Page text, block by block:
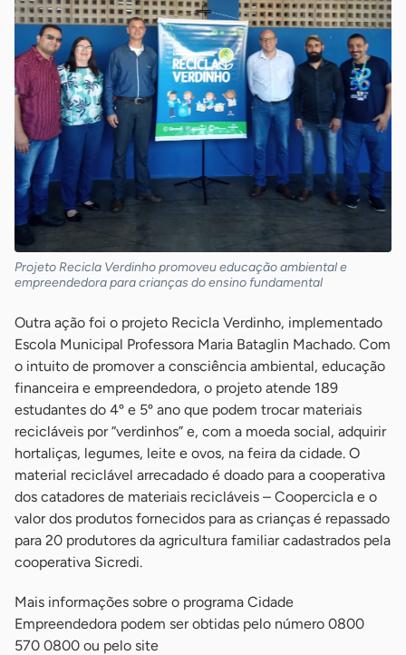
Projeto Recicla Verdinho promoveu educação ambiental e
empreendedora para crianças do ensino fundamental
Outra ação foi o projeto Recicla Verdinho, implementado
Escola Municipal Professora Maria Bataglin Machado. Com
o intuito de promover a consciência ambiental, educação
financeira e empreendedora, o projeto atende 189
estudantes do 4º e 5º ano que podem trocar materiais
recicláveis por “verdinhos” e, com a moeda social, adquirir
hortaliças, legumes, leite e ovos, na feira da cidade. O
material reciclável arrecadado é doado para a cooperativa
dos catadores de materiais recicláveis – Coopercicla e o
valor dos produtos fornecidos para as crianças é repassado
para 20 produtores da agricultura familiar cadastrados pela
cooperativa Sicredi.
Mais informações sobre o programa Cidade
Empreendedora podem ser obtidas pelo número 0800
570 0800 ou pelo site